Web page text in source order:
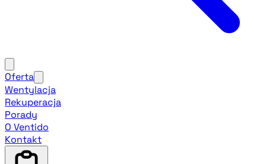
Oferta
Wentylacja
Rekuperacja
Porady
O Ventido
Kontakt